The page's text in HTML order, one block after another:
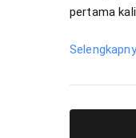
pertama